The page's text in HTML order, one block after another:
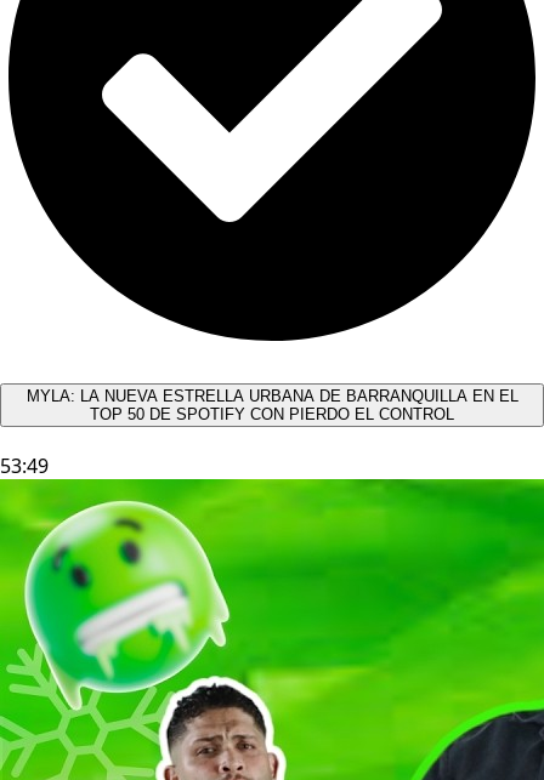
MYLA: LA NUEVA ESTRELLA URBANA DE BARRANQUILLA EN EL
TOP 50 DE SPOTIFY CON PIERDO EL CONTROL
53:49